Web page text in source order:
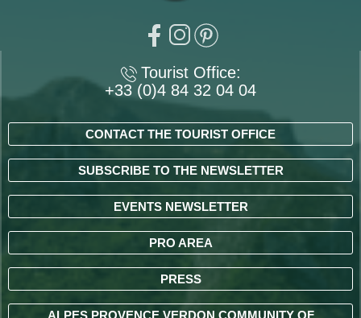
Tourist Office:
+33 (0)4 84 32 04 04
CONTACT THE TOURIST OFFICE
SUBSCRIBE TO THE NEWSLETTER
EVENTS NEWSLETTER
PRO AREA
PRESS
ALPES PROVENCE VERDON COMMUNITY OF